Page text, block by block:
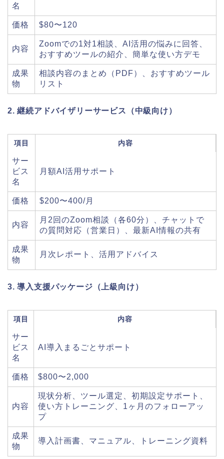
名
価格 $80〜120
内容
Zoomでの1対1相談、AI活用の悩みに回答、
おすすめツールの紹介、簡単な使い方デモ
成果
物
相談内容のまとめ（PDF）、おすすめツール
リスト
2. 継続アドバイザリーサービス（中級向け）
項目 内容
サー
ビス
名
月額AI活用サポート
価格 $200〜400/月
内容
月2回のZoom相談（各60分）、チャットで
の質問対応（営業日）、最新AI情報の共有
成果
物
月次レポート、活用アドバイス
3. 導入支援パッケージ（上級向け）
項目 内容
サー
ビス
名
AI導入まるごとサポート
価格 $800〜2,000
内容
現状分析、ツール選定、初期設定サポート、
使い方トレーニング、1ヶ月のフォローアッ
プ
成果
物
導入計画書、マニュアル、トレーニング資料